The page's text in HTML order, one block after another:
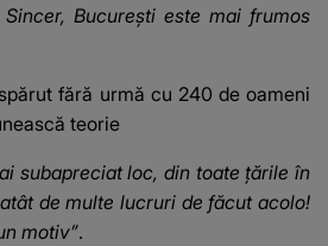
Sincer, București este mai frumos
fără urmă cu 240 de oameni
teorie
subapreciat loc, din toate țările în
de multe lucruri de făcut acolo!
motiv”.